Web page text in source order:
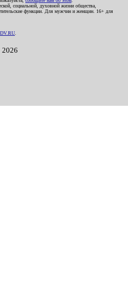
социальной, духовной жизни общества,
функции. Для мужчин и женщин. 16+ для